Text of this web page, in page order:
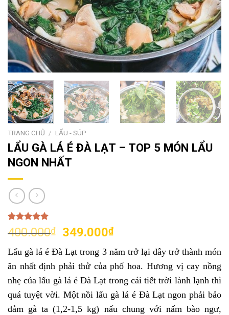
TRANG CHỦ / LẨU - SÚP
LẨU GÀ LÁ É ĐÀ LẠT – TOP 5 MÓN LẨU
NGON NHẤT
5.00trên 5
dựa trên
1
400.000₫
Giá
là:
400.000₫.
349.000₫Giá
tại
là:
349.000₫.
Lẩu gà lá é Đà Lạt trong 3 năm trở lại đây trở thành món
ăn nhất định phải thử của phố hoa. Hương vị cay nồng
nhẹ của lẩu gà lá é Đà Lạt trong cái tiết trời lành lạnh thì
quá tuyệt vời. Một nồi lẩu gà lá é Đà Lạt ngon phải bảo
đảm gà ta (1,2-1,5 kg) nấu chung với nấm bào ngư,